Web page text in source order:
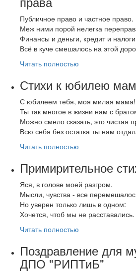
Публичное право и частное право.
Меж ними порой нелегка
Финансы и деньги, кредит и
Всё в куче смешалось на этой
Читать полностью
Стихи к юбилею
С юбилеем тебя, моя милая мама!
Ты так многое в жизни нам с
Можно смело сказать, это чистая
Всю себя без остатка ты нам
Читать полностью
Примирительное
Яся, в голове моей разгром.
Мысли, чувства - все
Но уверен только лишь в одном:
Хочется, чтоб мы не расставались.
Читать полностью
Поздравление для
ДПО "РИПТиБ"